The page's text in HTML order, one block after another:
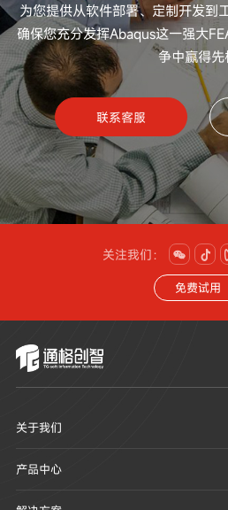
为您提供从软件部署、定制开发到
确保您充分发挥Abaqus这一强大
争中赢得先
联系客服
关注我们：  
免费试用
关于我们
产品中心